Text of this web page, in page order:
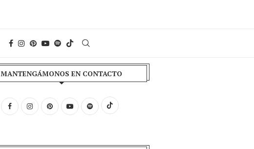
MANTENGÁMONOS EN CONTACTO